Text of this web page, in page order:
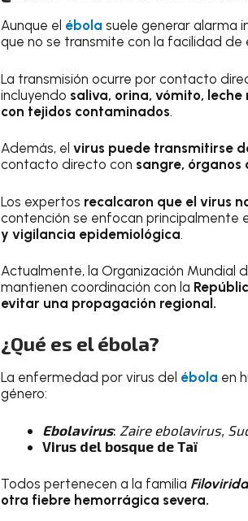
Aunque el ébola suele generar alarma
que no se transmite con la facilidad
La transmisión ocurre por contacto
incluyendo saliva, orina, vómito,
con tejidos contaminados.
Además, el virus puede transmitirse
contacto directo con sangre, órganos
Los expertos recalcaron que el virus
contención se enfocan principalmente
y vigilancia epidemiológica.
Actualmente, la Organización Mundial
mantienen coordinación con la
evitar una propagación regional.
¿Qué es el ébola?
La enfermedad por virus del ébola en
género:
Ebolavirus: Zaire ebolavirus,
Virus del bosque de Taï
Todos pertenecen a la familia
otra fiebre hemorrágica severa.